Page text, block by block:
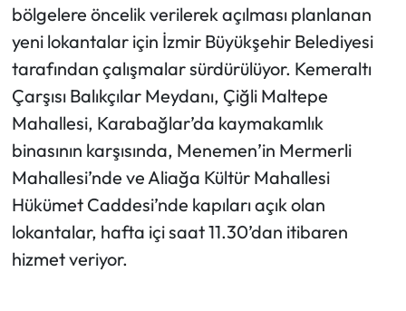
bölgelere öncelik verilerek açılması planlanan
yeni lokantalar için İzmir Büyükşehir Belediyesi
tarafından çalışmalar sürdürülüyor. Kemeraltı
Çarşısı Balıkçılar Meydanı, Çiğli Maltepe
Mahallesi, Karabağlar’da kaymakamlık
binasının karşısında, Menemen’in Mermerli
Mahallesi’nde ve Aliağa Kültür Mahallesi
Hükümet Caddesi’nde kapıları açık olan
lokantalar, hafta içi saat 11.30’dan itibaren
hizmet veriyor.